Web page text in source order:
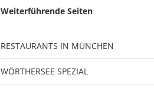
Weiterführende Seiten
RESTAURANTS IN MÜNCHEN
WÖRTHERSEE SPEZIAL